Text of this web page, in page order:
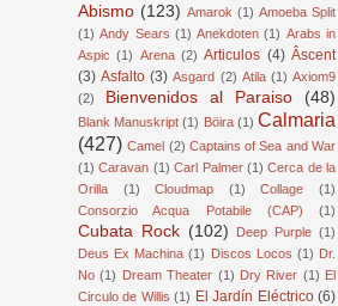
Abismo (123) Amarok (1) Amoeba Split
(1) Andy Sears (1) Anekdoten (1) Arabs in
Aspic (1) Arena (2) Articulos (4) Âscent
(3) Asfalto (3) Asgard (2) Atila (1) Axiom9
(2)
Bienvenidos al Paraiso (48)
Blank Manuskript (1) Böira (1) Calmaria
(427) Camel (2) Captains of Sea and War
(1) Caravan (1) Carl Palmer (1) Cerca de la
Orilla
(1) Cloudmap (1) Collage
(1)
Consorzio Acqua Potabile (CAP)
(1)
Cubata Rock (102) Deep Purple (1)
Deus Ex Machina (1) Discos Locos (1) Dr.
No (1) Dream Theater (1) Dry River (1) El
Circulo de Willis (1) El Jardín Eléctrico (6)